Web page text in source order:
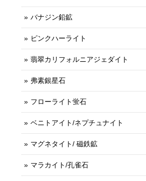
バナジン鉛鉱
ピンクハーライト
翡翠カリフォルニアジェダイト
弗素銀星石
フローライト蛍石
ベニトアイト/ネプチュナイト
マグネタイト/ 磁鉄鉱
マラカイト/孔雀石